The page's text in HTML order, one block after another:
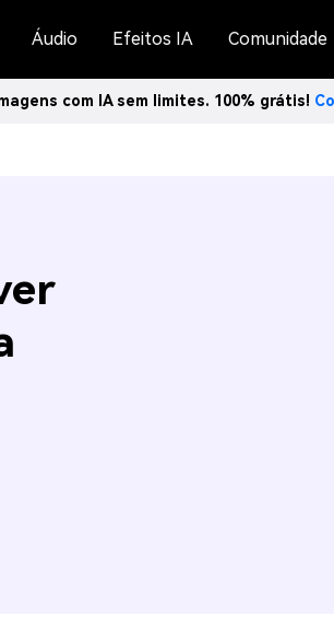
Áudio Efeitos IA Comunidade
com IA sem limites. 100% grátis!